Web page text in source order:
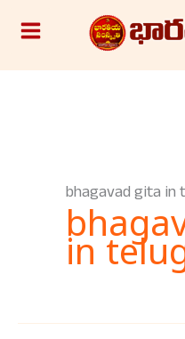
bhagavad gita in
in
e
a